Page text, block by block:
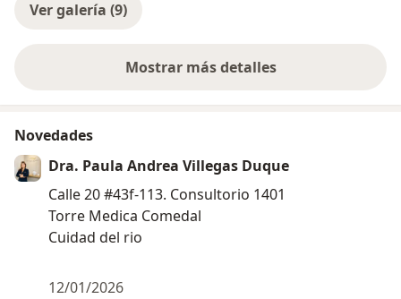
Ver galería (9)
Mostrar más detalles
sobre la experiencia
Novedades
Dra. Paula Andrea Villegas Duque
Calle 20 #43f-113. Consultorio 1401
Torre Medica Comedal
Cuidad del rio
12/01/2026